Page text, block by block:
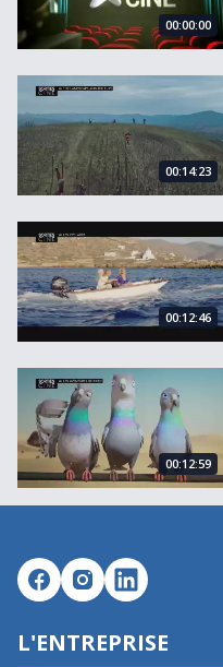
00:00:00
Les sorties ciné des 28,
00:14:23
Les sorties ciné du 18
00:12:46
Les sorties ciné des 3 et
00:12:59
L'ENTREPRISE